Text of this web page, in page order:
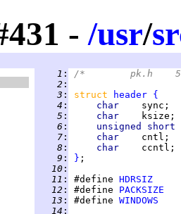
-/usr/
   1
:
   2
:
   3
: struct header {
   4
: char
   5
: char
   6
:
unsigned short
   7
: char
   8
: char
   9
: }
  10
:
  11
: #define HDRSIZ
  12
: #define PACKSIZE
  13
: #define WINDOWS
  14
: